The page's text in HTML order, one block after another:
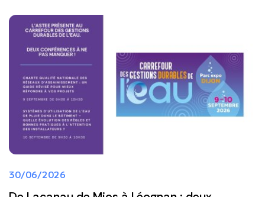
30/06/2026